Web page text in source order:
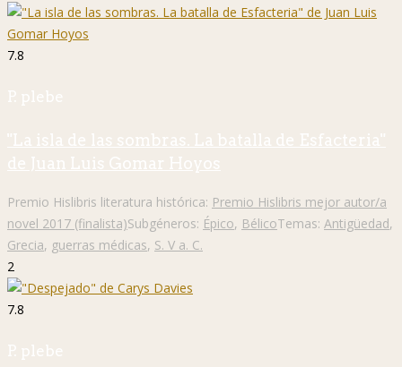
7.8
P. plebe
"La isla de las sombras. La batalla de Esfacteria"
de Juan Luis Gomar Hoyos
Premio Hislibris literatura histórica: Premio Hislibris mejor autor/a
novel 2017 (finalista)Subgéneros: Épico, BélicoTemas: Antigüedad,
Grecia, guerras médicas, S. V a. C.
2
7.8
P. plebe